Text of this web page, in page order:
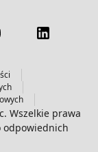
Wszelkie prawa
odpowiednich